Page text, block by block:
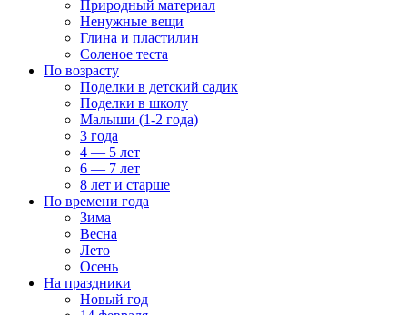
Природный материал
Ненужные вещи
Глина и пластилин
Соленое теста
По возрасту
Поделки в детский садик
Поделки в школу
Малыши (1-2 года)
3 года
4 — 5 лет
6 — 7 лет
8 лет и старше
По времени года
Зима
Весна
Лето
Осень
На праздники
Новый год